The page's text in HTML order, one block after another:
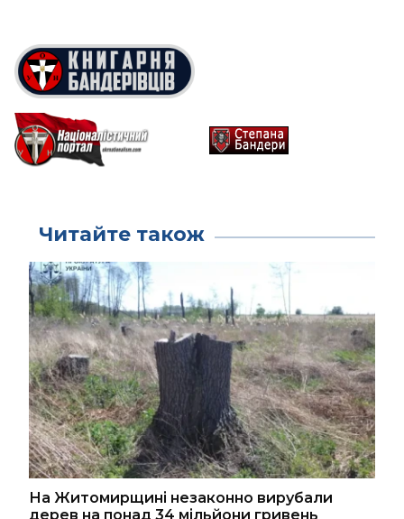
Читайте також
На Житомирщині незаконно вирубали
дерев на понад 34 мільйони гривень